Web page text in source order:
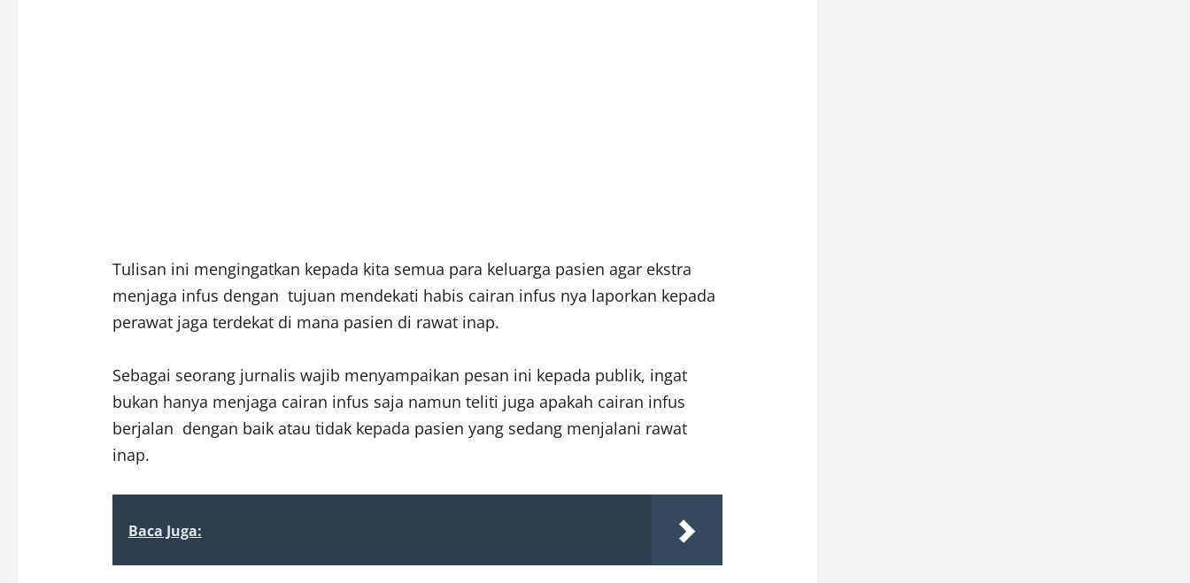
Tulisan ini mengingatkan kepada kita semua para keluarga pasien agar ekstra
menjaga infus dengan tujuan mendekati habis cairan infus nya laporkan kepada
perawat jaga terdekat di mana pasien di rawat inap.
Sebagai seorang jurnalis wajib menyampaikan pesan ini kepada publik, ingat
bukan hanya menjaga cairan infus saja namun teliti juga apakah cairan infus
berjalan dengan baik atau tidak kepada pasien yang sedang menjalani rawat
inap.
Baca Juga: